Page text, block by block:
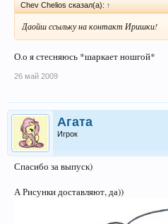
Chev Chelios сказал(а): ↑
Даойш ссыльку на контакт Иришки!
О.о я стесняюсь *шаркает ношгой*
26 май 2009
Агата
Игрок
Спасибо за выпуск)
А Рисунки доставляют, да))